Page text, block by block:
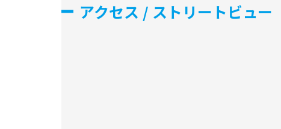
アクセス / ストリートビュー